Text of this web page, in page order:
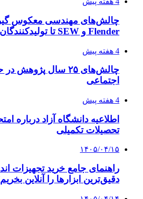
چالش‌های مهندسی معکوس
Flender و SEW تا تولیدکنندگان تخصصی ایرانی
4 هفته پیش
چالش‌های ۲۵ سال
اجتماعی
4 هفته پیش
اطلاعیه دانشگاه آزاد درباره
تحصیلات تکمیلی
۱۴۰۵/۰۴/۱۵
راهنمای جامع خرید تجهیزات
دقیق‌ترین ابزارها را آنلاین